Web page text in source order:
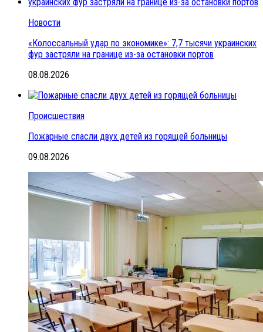
Новости
«Колоссальный удар по экономике»: 7,7 тысячи украинских
фур застряли на границе из-за остановки портов
08.08.2026
Происшествия
Пожарные спасли двух детей из горящей больницы
09.08.2026